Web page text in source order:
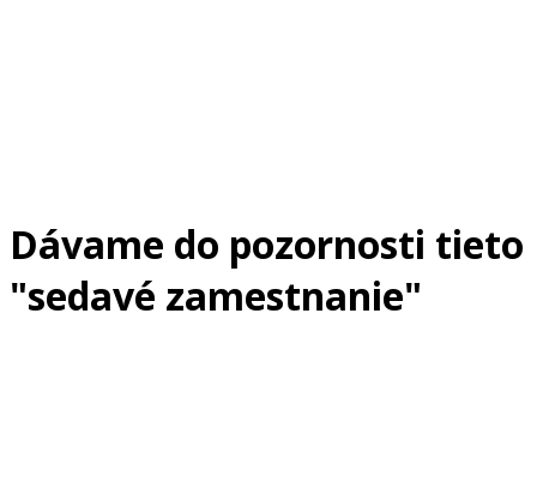
Dávame do pozornosti tieto
"sedavé zamestnanie"